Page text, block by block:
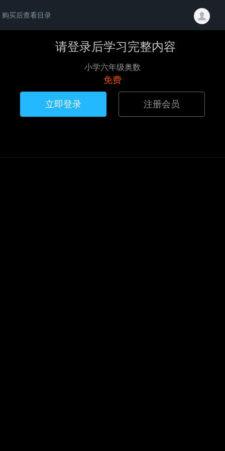
购买后查看目录
请登录后学习完整内容
小学六年级奥数
免费
立即登录 注册会员